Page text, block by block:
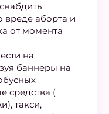
аборта и
от момента
на
баннеры на
средства (
такси,